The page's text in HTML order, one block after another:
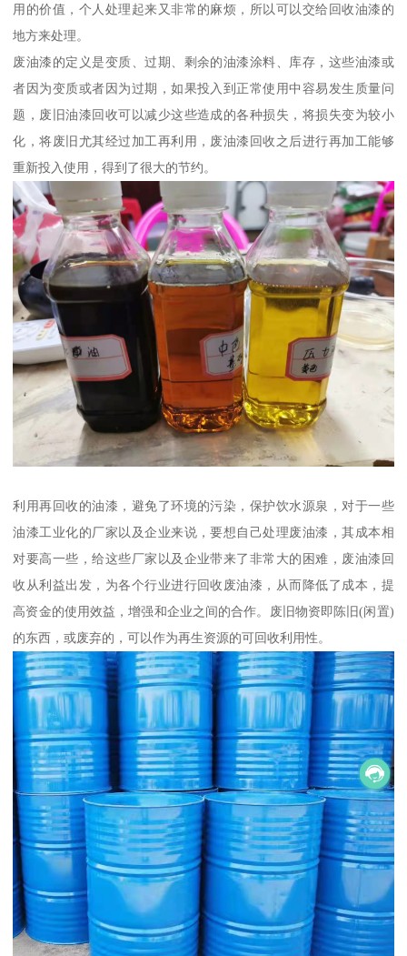
用的价值，个人处理起来又非常的麻烦，所以可以交给回收油漆的
地方来处理。
废油漆的定义是变质、过期、剩余的油漆涂料、库存，这些油漆或
者因为变质或者因为过期，如果投入到正常使用中容易发生质量问
题，废旧油漆回收可以减少这些造成的各种损失，将损失变为较小
化，将废旧尤其经过加工再利用，废油漆回收之后进行再加工能够
重新投入使用，得到了很大的节约。
利用再回收的油漆，避免了环境的污染，保护饮水源泉，对于一些
油漆工业化的厂家以及企业来说，要想自己处理废油漆，其成本相
对要高一些，给这些厂家以及企业带来了非常大的困难，废油漆回
收从利益出发，为各个行业进行回收废油漆，从而降低了成本，提
高资金的使用效益，增强和企业之间的合作。废旧物资即陈旧(闲置)
的东西，或废弃的，可以作为再生资源的可回收利用性。